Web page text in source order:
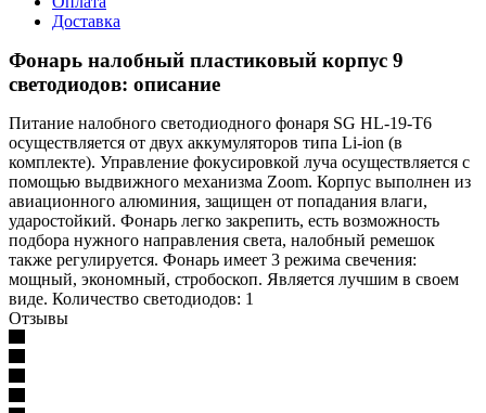
Доставка
Фонарь налобный пластиковый корпус 9
светодиодов: описание
Питание налобного светодиодного фонаря SG HL-19-T6
осуществляется от двух аккумуляторов типа Li-ion (в
комплекте). Управление фокусировкой луча осуществляется с
помощью выдвижного механизма Zoom. Корпус выполнен из
авиационного алюминия, защищен от попадания влаги,
ударостойкий. Фонарь легко закрепить, есть возможность
подбора нужного направления света, налобный ремешок
также регулируется. Фонарь имеет 3 режима свечения:
мощный, экономный, стробоскоп. Является лучшим в своем
виде. Количество светодиодов: 1
Отзывы